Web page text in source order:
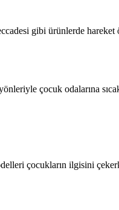
gibi ürünlerde hareket
çocuk odalarına
çocukların ilgisini